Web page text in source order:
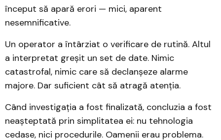
început să apară erori — mici, aparent
nesemnificative.
Un operator a întârziat o verificare de rutină. Altul
a interpretat greșit un set de date. Nimic
catastrofal, nimic care să declanșeze alarme
majore. Dar suficient cât să atragă atenția.
Când investigația a fost finalizată, concluzia a fost
neașteptată prin simplitatea ei: nu tehnologia
cedase, nici procedurile. Oamenii erau problema.